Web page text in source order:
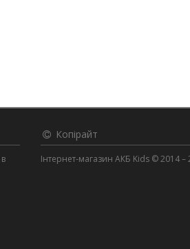
Копірайт
Інтернет-магазин АКБ Kids © 2014 –